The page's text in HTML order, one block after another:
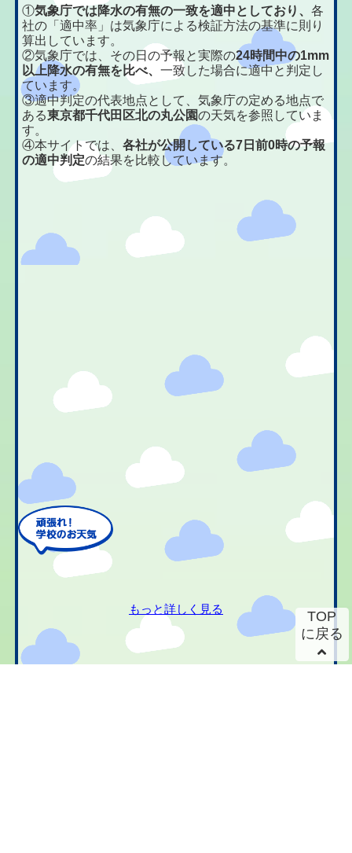
①気象庁では降水の有無の一致を適中としており、各
社の「適中率」は気象庁による検証方法の基準に則り
算出しています。
②気象庁では、その日の予報と実際の24時間中の1mm
以上降水の有無を比べ、一致した場合に適中と判定し
ています。
③適中判定の代表地点として、気象庁の定める地点で
ある東京都千代田区北の丸公園の天気を参照していま
す。
④本サイトでは、各社が公開している7日前0時の予報
の適中判定の結果を比較しています。
もっと詳しく見る
TOP
に戻る